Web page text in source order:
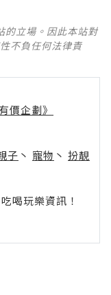
的立場。因此本站對
不負任何法律責
價企劃》
子 丶 寵物 丶 扮靚
喝玩樂資訊！